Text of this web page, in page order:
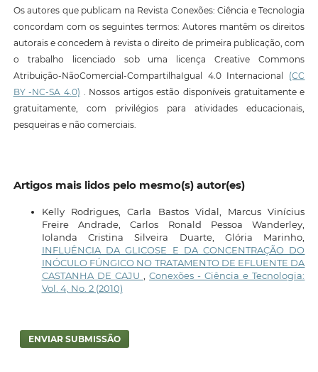
Os autores que publicam na Revista Conexões: Ciência e Tecnologia
concordam com os seguintes termos: Autores mantêm os direitos
autorais e concedem à revista o direito de primeira publicação, com
o trabalho licenciado sob uma licença Creative Commons
Atribuição-NãoComercial-CompartilhaIgual 4.0 Internacional (CC
BY -NC-SA 4.0) . Nossos artigos estão disponíveis gratuitamente e
gratuitamente, com privilégios para atividades educacionais,
pesqueiras e não comerciais.
Artigos mais lidos pelo mesmo(s) autor(es)
Kelly Rodrigues, Carla Bastos Vidal, Marcus Vinícius
Freire Andrade, Carlos Ronald Pessoa Wanderley,
Iolanda Cristina Silveira Duarte, Glória Marinho,
INFLUÊNCIA DA GLICOSE E DA CONCENTRAÇÃO DO
INÓCULO FÚNGICO NO TRATAMENTO DE EFLUENTE DA
CASTANHA DE CAJU
Conexões - Ciência e Tecnologia:
Vol. 4, No. 2 (2010)
ENVIAR SUBMISSÃO